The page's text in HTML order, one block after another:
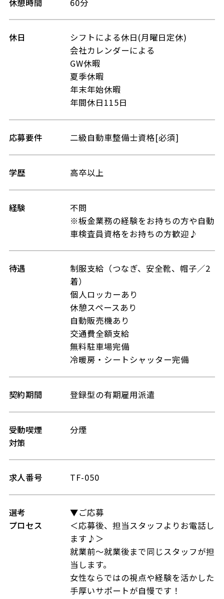
休日
シフトによる休日(月曜日定休)
会社カレンダーによる
GW休暇
夏季休暇
年末年始休暇
年間休日115日
応募要件 二級自動車整備士資格[必須]
学歴 高卒以上
経験
不問
※板金業務の経験をお持ちの方や自動
車検査員資格をお持ちの方歓迎♪
待遇
制服支給（つなぎ、安全靴、帽子／2
着）
個人ロッカーあり
休憩スペースあり
自動販売機あり
交通費全額支給
無料駐車場完備
冷暖房・シートシャッター完備
契約期間 登録型の有期雇用派遣
受動喫煙
対策
分煙
求人番号 TF-050
選考
プロセス
▼ご応募
＜応募後、担当スタッフよりお電話し
ます♪＞
就業前～就業後まで同じスタッフが担
当します。
女性ならではの視点や経験を活かした
手厚いサポートが自慢です！